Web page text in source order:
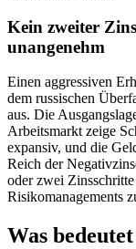
Kein zweiter
unangenehm
Einen aggressiven
dem russischen
aus. Die
Arbeitsmarkt zeige
expansiv, und die
Reich der
oder zwei
Risikomanagements
Was